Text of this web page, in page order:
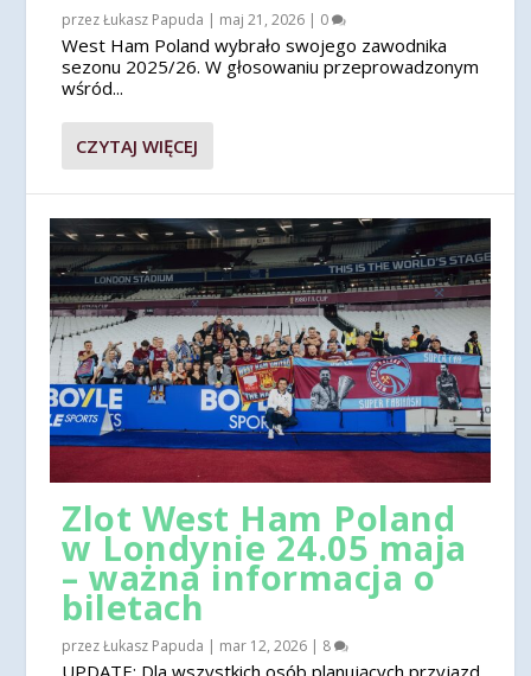
przezŁukasz Papuda | maj 21, 2026 | 0
West Ham Poland wybrało swojego zawodnika
sezonu 2025/26. W głosowaniu przeprowadzonym
wśród...
CZYTAJ WIĘCEJ
Zlot West Ham Poland
w Londynie 24.05 maja
– ważna informacja o
biletach
przezŁukasz Papuda | mar 12, 2026 | 8
UPDATE: Dla wszystkich osób planujących przyjazd